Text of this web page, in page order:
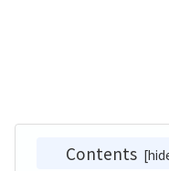
Contents